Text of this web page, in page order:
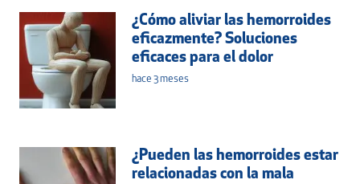
¿Cómo aliviar las hemorroides
eficazmente? Soluciones
eficaces para el dolor
hace 3 meses
¿Pueden las hemorroides estar
relacionadas con la mala